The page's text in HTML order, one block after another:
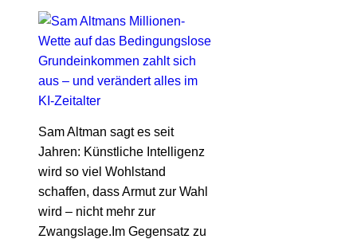
Sam Altman sagt es seit
Jahren: Künstliche Intelligenz
wird so viel Wohlstand
schaffen, dass Armut zur Wahl
wird – nicht mehr zur
Zwangslage.Im Gegensatz zu